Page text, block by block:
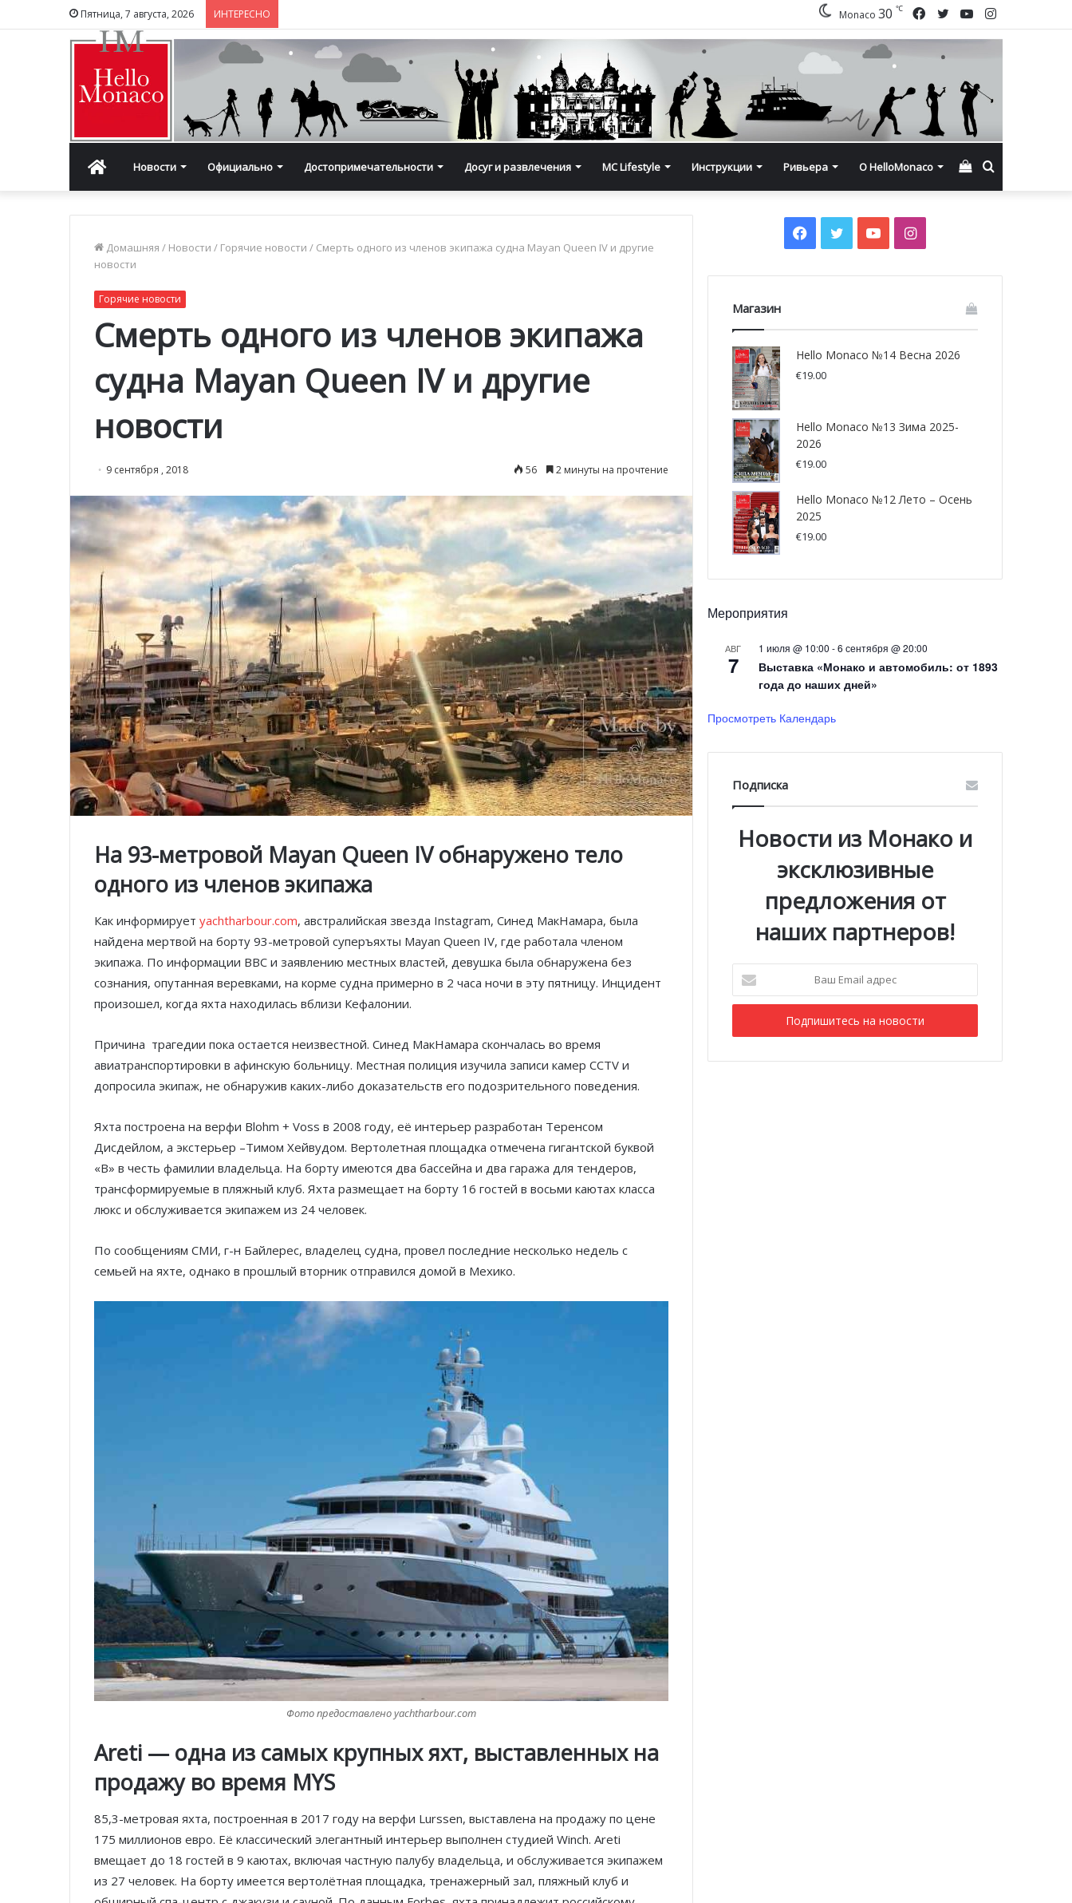
Пятница, 7 августа, 2026 ИНТЕРЕСНО Instagram
YouTube
Twitter
Facebook
Monaco 30 ℃
ГлавнаяНовости Официально Достопримечательности Досуг и развлечения MC Lifestyle Инструкции Ривьера О HelloMonaco Смотреть
Домашняя / Новости / Горячие новости / Смерть одного из членов экипажа судна Mayan Queen IV и другие
новости
Горячие новости
Смерть одного из членов экипажа
судна Mayan Queen IV и другие
новости
9 сентября , 2018 56 2 минуты на прочтение
На 93-метровой Mayan Queen IV обнаружено тело
одного из членов экипажа
Как информирует yachtharbour.com, австралийская звезда Instagram, Синед МакНамара, была
найдена мертвой на борту 93-метровой суперъяхты Mayan Queen IV, где работала членом
экипажа. По информации BBC и заявлению местных властей, девушка была обнаружена без
сознания, опутанная веревками, на корме судна примерно в 2 часа ночи в эту пятницу. Инцидент
произошел, когда яхта находилась вблизи Кефалонии.
Причина трагедии пока остается неизвестной. Синед МакНамара скончалась во время
авиатранспортировки в афинскую больницу. Местная полиция изучила записи камер CCTV и
допросила экипаж, не обнаружив каких-либо доказательств его подозрительного поведения.
Яхта построена на верфи Blohm + Voss в 2008 году, её интерьер разработан Теренсом
Дисдейлом, а экстерьер –Тимом Хейвудом. Вертолетная площадка отмечена гигантской буквой
«B» в честь фамилии владельца. На борту имеются два бассейна и два гаража для тендеров,
трансформируемые в пляжный клуб. Яхта размещает на борту 16 гостей в восьми каютах класса
люкс и обслуживается экипажем из 24 человек.
По сообщениям СМИ, г-н Байлерес, владелец судна, провел последние несколько недель с
семьей на яхте, однако в прошлый вторник отправился домой в Мехико.
Фото предоставлено yachtharbour.com
Areti — одна из самых крупных яхт, выставленных на
продажу во время MYS
85,3-метровая яхта, построенная в 2017 году на верфи Lurssen, выставлена на продажу по цене
175 миллионов евро. Её классический элегантный интерьер выполнен студией Winch. Areti
вмещает до 18 гостей в 9 каютах, включая частную палубу владельца, и обслуживается экипажем
из 27 человек. На борту имеется вертолётная площадка, тренажерный зал, пляжный клуб и
Facebook
TwitterYouTubeInstagram
Магазин
Hello Monaco №14 Весна 2026
€19.00
Hello Monaco №13 Зима 2025-
2026
€19.00
Hello Monaco №12 Лето – Осень
2025
€19.00
Мероприятия
АВГ
7
1 июля @ 10:00 -6 сентября @ 20:00
Выставка «Монако и автомобиль: от 1893
года до наших дней»
Просмотреть Календарь
Подписка
Новости из Монако и
эксклюзивные
предложения от
наших партнеров!
Email
адрес